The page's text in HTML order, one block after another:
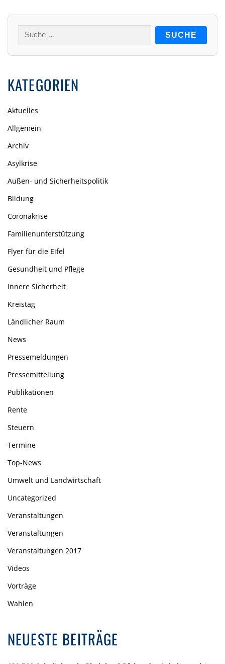
Suche
KATEGORIEN
Aktuelles
Allgemein
Archiv
Asylkrise
Außen- und Sicherheitspolitik
Bildung
Coronakrise
Familienunterstützung
Flyer für die Eifel
Gesundheit und Pflege
Innere Sicherheit
Kreistag
Ländlicher Raum
News
Pressemeldungen
Pressemitteilung
Publikationen
Rente
Steuern
Termine
Top-News
Umwelt und Landwirtschaft
Uncategorized
Veranstaltungen
Veranstaltungen
Veranstaltungen 2017
Videos
Vorträge
Wahlen
NEUESTE BEITRÄGE